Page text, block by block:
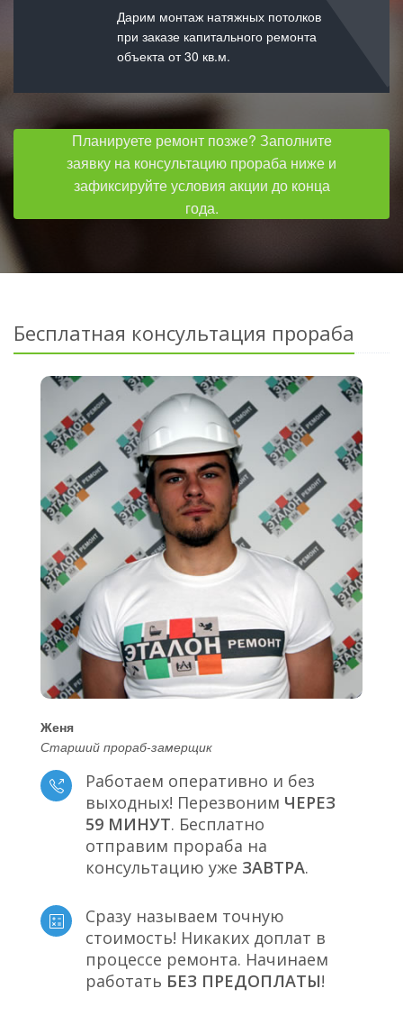
Дарим монтаж натяжных потолков
при заказе капитального ремонта
объекта от 30 кв.м.
Планируете ремонт позже? Заполните
заявку на консультацию прораба ниже и
зафиксируйте условия акции до конца
года.
Бесплатная консультация прораба
Женя
Старший прораб-замерщик
Работаем оперативно и без
выходных! Перезвоним ЧЕРЕЗ
59 МИНУТ. Бесплатно
отправим прораба на
консультацию уже ЗАВТРА.
Сразу называем точную
стоимость! Никаких доплат в
процессе ремонта. Начинаем
работать БЕЗ ПРЕДОПЛАТЫ!